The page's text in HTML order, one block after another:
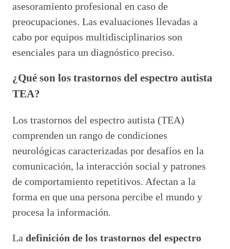
asesoramiento profesional en caso de
preocupaciones. Las evaluaciones llevadas a
cabo por equipos multidisciplinarios son
esenciales para un diagnóstico preciso.
¿Qué son los trastornos del espectro autista
TEA?
Los trastornos del espectro autista (TEA)
comprenden un rango de condiciones
neurológicas caracterizadas por desafíos en la
comunicación, la interacción social y patrones
de comportamiento repetitivos. Afectan a la
forma en que una persona percibe el mundo y
procesa la información.
La definición de los trastornos del espectro